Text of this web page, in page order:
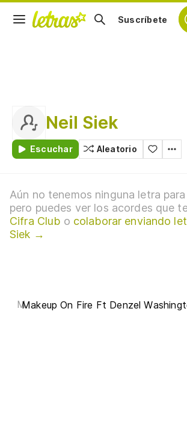
Suscríbete
Neil Siek
Escuchar Aleatorio
Aún no tenemos ninguna letra
pero puedes ver los acordes que
Cifra Club o colaborar enviando
Siek →
MMakeup On Fire Ft Denzel